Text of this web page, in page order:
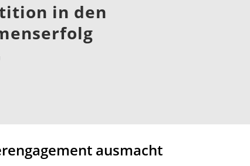
in den
ausmacht